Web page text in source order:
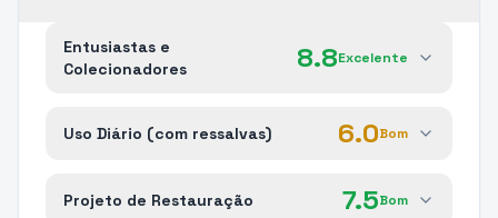
Entusiastas e
Colecionadores
8.8Excelente
Uso Diário (com ressalvas) 6.0Bom
Projeto de Restauração 7.5Bom